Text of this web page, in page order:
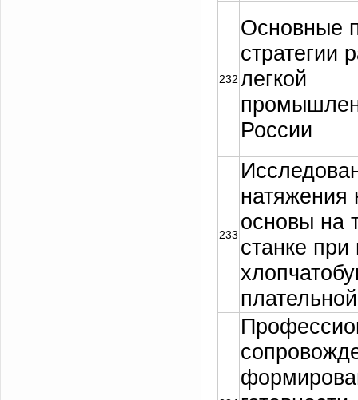
232
Основные
стратегии
легкой
России
233
натяжения
основы на
станке при